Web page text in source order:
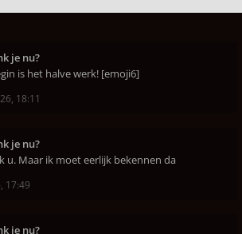
je nu?
is het halve werk! [emoji6]
18:11
je nu?
u. Maar ik moet eerlijk bekennen da
17:49
je nu?